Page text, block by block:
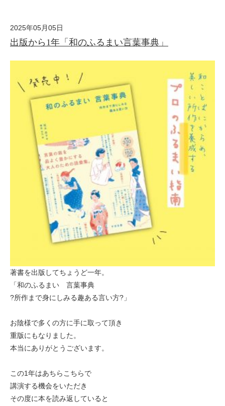
2025年05月05日
出版から1年「和のふるまい言葉事典」
著書を出版してちょうど一年。
「和のふるまい 言葉事典
?所作まで身にしみる趣ある言い方?」
お陰様で多くの方に手に取って頂き
重版にもなりました。
本当にありがとうございます。
この1年はあちらこちらで
講演する機会をいただき
その度に本を読み返していると